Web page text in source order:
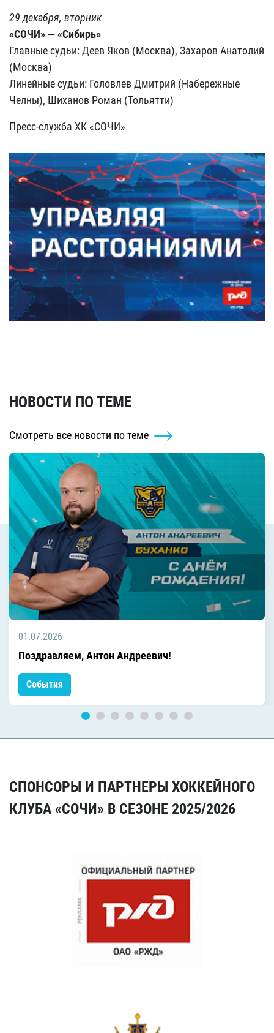
29 декабря, вторник
«СОЧИ» — «Сибирь»
Главные судьи: Деев Яков (Москва), Захаров Анатолий
(Москва)
Линейные судьи: Головлев Дмитрий (Набережные
Челны), Шиханов Роман (Тольятти)
Пресс-служба ХК «СОЧИ»
НОВОСТИ ПО ТЕМЕ
Смотреть все новости по теме
01.07.2026
Поздравляем, Антон Андреевич!
События
СПОНСОРЫ И ПАРТНЕРЫ ХОККЕЙНОГО
КЛУБА «СОЧИ» В СЕЗОНЕ 2025/2026